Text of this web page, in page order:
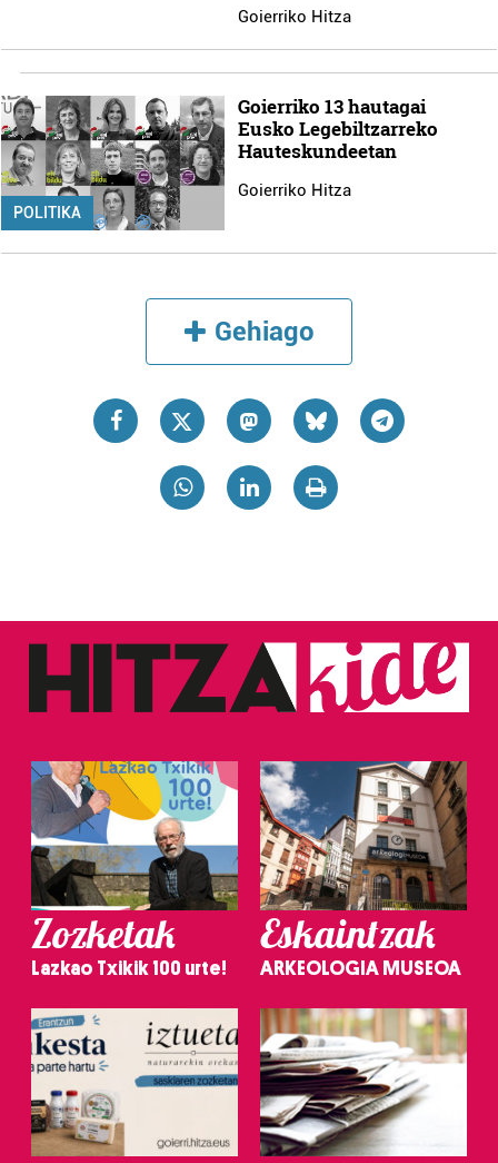
Goierriko Hitza
POLITIKA
Goierriko 13 hautagai
Eusko Legebiltzarreko
Hauteskundeetan
Goierriko Hitza
Gehiago
Zozketak
Lazkao Txikik 100 urte!
Eskaintzak
ARKEOLOGIA MUSEOA